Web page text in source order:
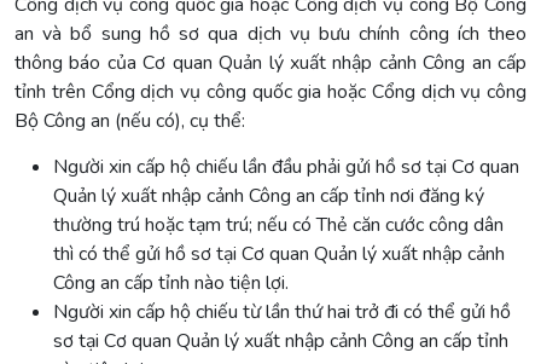
an và bổ sung hồ sơ qua dịch vụ bưu chính công ích theo
thông báo của Cơ quan Quản lý xuất nhập cảnh Công an cấp
tỉnh trên Cổng dịch vụ công quốc gia hoặc Cổng dịch vụ công
Bộ Công an (nếu có), cụ thể:
Người xin cấp hộ chiếu lần đầu phải gửi hồ sơ tại Cơ quan
Quản lý xuất nhập cảnh Công an cấp tỉnh nơi đăng ký
thường trú hoặc tạm trú; nếu có Thẻ căn cước công dân
thì có thể gửi hồ sơ tại Cơ quan Quản lý xuất nhập cảnh
Công an cấp tỉnh nào tiện lợi.
Người xin cấp hộ chiếu từ lần thứ hai trở đi có thể gửi hồ
sơ tại Cơ quan Quản lý xuất nhập cảnh Công an cấp tỉnh